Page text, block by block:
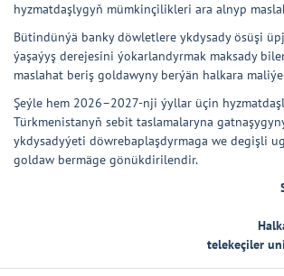
hyzmatdaşlygyň mümkinçilikleri ara alnyp
Bütindünýä banky döwletlere ykdysady ösüşi
ýaşaýyş derejesini ýokarlandyrmak maksady
maslahat beriş goldawyny berýän halkara
Şeýle hem 2026–2027-nji ýyllar üçin
Türkmenistanyň sebit taslamalaryna
ykdysadyýeti döwrebaplaşdyrmaga we degişli
goldaw bermäge gönükdirilendir.
telekeçiler